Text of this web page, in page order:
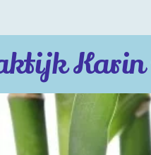
Karin